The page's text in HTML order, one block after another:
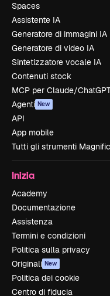
Spaces
Assistente IA
Generatore di immagini IA
Generatore di video IA
Sintetizzatore vocale IA
Contenuti stock
MCP per Claude/
Agenti New
API
App mobile
Tutti gli strumenti Magnific
Inizia
Academy
Documentazione
Assistenza
Termini e condizioni
Politica sulla privacy
Originali New
Politica dei cookie
Centro di fiducia